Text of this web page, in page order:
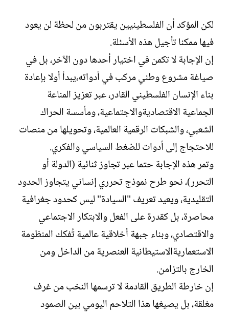
لكن المؤكد أن الفلسطينيين يقتربون من لحظة لن يعود
فيها ممكنا تأجيل هذه الأسئلة.
إن الإجابة لا تكمن في اختيار أحدها دون الآخر، بل في
صياغة مشروع وطني مركب في أدواته،يبدأ أولا بإعادة
بناء الإنسان الفلسطيني القادر، عبر تعزيز المناعة
الجماعية الاقتصاديةوالاجتماعية، ومأسسة الحراك
الشعبي، والشبكات الرقمية العالمية، وتحويلها من منصات
للاحتجاج إلى أدوات للضغط السياسي والفكري.
وتمر هذه الإجابة حتما عبر تجاوز ثنائية (الدولة أو
التحرر)، نحو طرح نموذج تحرري إنساني يتجاوز الحدود
التقليدية، ويعيد تعريف "السيادة" ليس كحدود جغرافية
محاصرة، بل كقدرة على الفعل والابتكار الاجتماعي
والاقتصادي، وبناء جبهة أخلاقية عالمية تُفكك المنظومة
الاستعماريةالاستيطانية العنصرية من الداخل ومن
الخارج بالتزامن.
إن خارطة الطريق القادمة لا ترسمها النخب من غرف
مغلقة، بل يصيغها هذا التلاحم اليومي بين الصمود